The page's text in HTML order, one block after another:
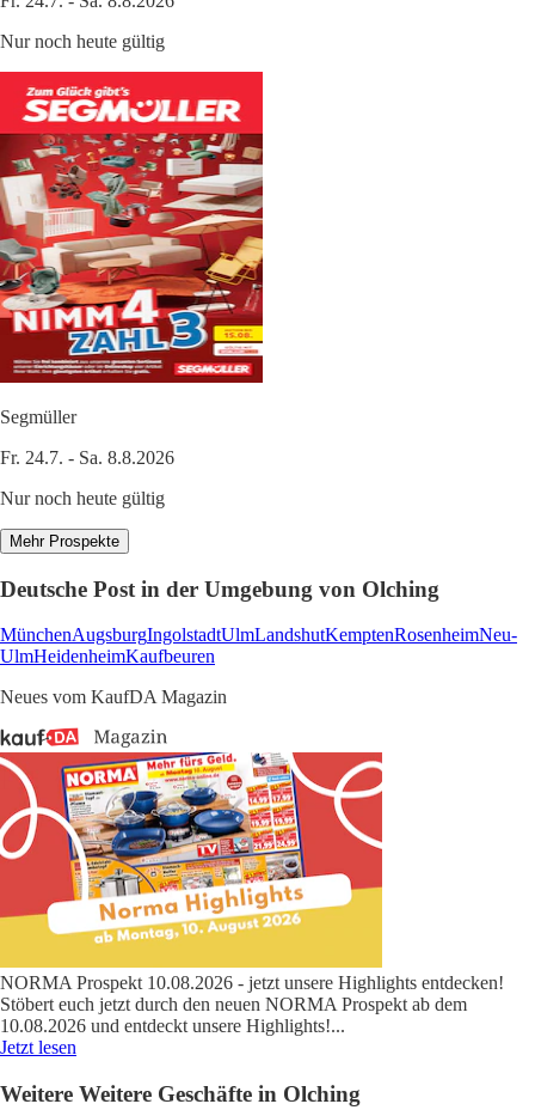
Nur noch heute gültig
Segmüller
Fr. 24.7. - Sa. 8.8.2026
Nur noch heute gültig
Mehr Prospekte
Deutsche Post in der Umgebung von Olching
MünchenAugsburgIngolstadtUlmLandshutKemptenRosenheimNeu-
UlmHeidenheimKaufbeuren
Neues vom KaufDA Magazin
NORMA Prospekt 10.08.2026 - jetzt unsere Highlights entdecken!
Stöbert euch jetzt durch den neuen NORMA Prospekt ab dem
10.08.2026 und entdeckt unsere Highlights!...
Jetzt lesen
Weitere Weitere Geschäfte in Olching